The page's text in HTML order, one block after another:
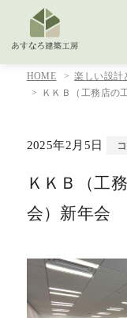
HOME
楽しい設計
ＫＫＢ（工務店の
2025年2月5日
ＫＫＢ（工
会）新年会